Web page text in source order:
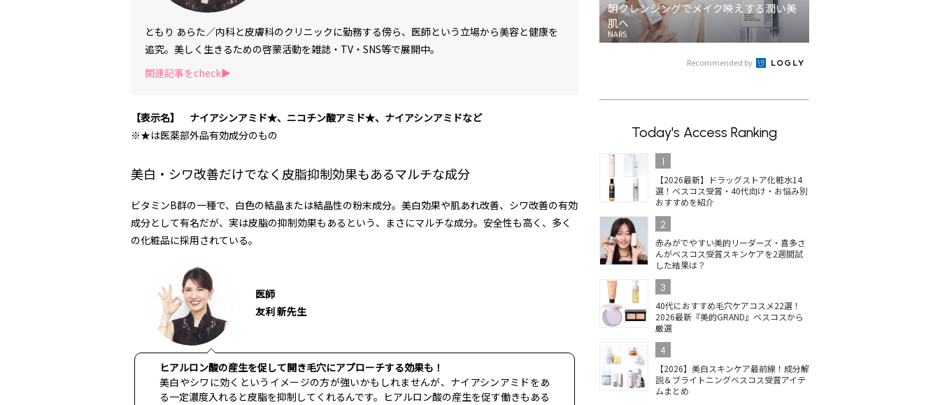
ともり あらた／内科と皮膚科のクリニックに勤務する傍ら、医師という立場から美容と健康を
追究。美しく生きるための啓蒙活動を雑誌・TV・SNS等で展開中。
関連記事をcheck▶︎
【表示名】 ナイアシンアミド★、ニコチン酸アミド★、ナイアシンアミドなど
※★は医薬部外品有効成分のもの
美白・シワ改善だけでなく皮脂抑制効果もあるマルチな成分
ビタミンB群の一種で、白色の結晶または結晶性の粉末成分。美白効果や肌あれ改善、シワ改善の有効
成分として有名だが、実は皮脂の抑制効果もあるという、まさにマルチな成分。安全性も高く、多く
の化粧品に採用されている。
医師
友利 新先生
ヒアルロン酸の産生を促して開き毛穴にアプローチする効果も！
美白やシワに効くというイメージの方が強いかもしれませんが、ナイアシンアミドをあ
る一定濃度入れると皮脂を抑制してくれるんです。ヒアルロン酸の産生を促す働きもある
朝クレンジングでメイク映えする潤い美
肌へ
NARS
Recommended by
Today's Access Ranking
1
【2026最新】ドラッグストア化粧水14
選！ベスコス受賞・40代向け・お悩み別
おすすめを紹介
2
赤みがでやすい美的リーダーズ・喜多さ
んがベスコス受賞スキンケアを2週間試
した結果は？
3
40代におすすめ毛穴ケアコスメ22選！
2026最新『美的GRAND』ベスコスから
厳選
4
【2026】美白スキンケア最前線！成分解
説＆ブライトニングベスコス受賞アイテ
ムまとめ